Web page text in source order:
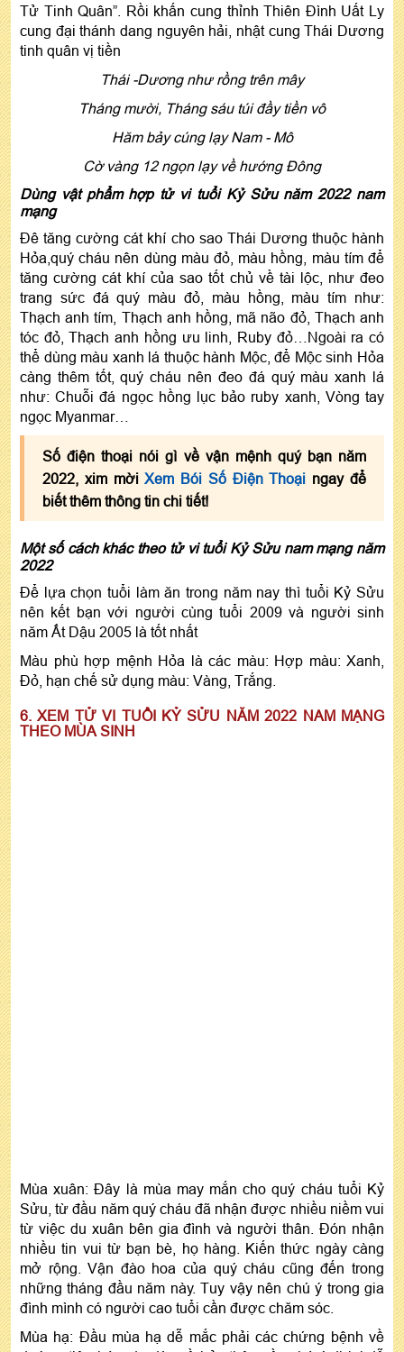
Tử Tinh Quân”. Rồi khấn cung thỉnh Thiên Đình Uất Ly
cung đại thánh dang nguyên hải, nhật cung Thái Dương
tinh quân vị tiền
Thái -Dương như rồng trên mây
Tháng mười, Tháng sáu túi đầy tiền vô
Hăm bảy cúng lạy Nam - Mô
Cờ vàng 12 ngọn lạy về hướng Đông
Dùng vật phẩm hợp tử vi tuổi Kỷ Sửu năm 2022 nam
mạng
Đê tăng cường cát khí cho sao Thái Dương thuộc hành
Hỏa,quý cháu nên dùng màu đỏ, màu hồng, màu tím để
tăng cường cát khí của sao tốt chủ về tài lộc, như đeo
trang sức đá quý màu đỏ, màu hồng, màu tím như:
Thạch anh tím, Thạch anh hồng, mã não đỏ, Thạch anh
tóc đỏ, Thạch anh hồng ưu linh, Ruby đỏ…Ngoài ra có
thể dùng màu xanh lá thuộc hành Mộc, để Mộc sinh Hỏa
càng thêm tốt, quý cháu nên đeo đá quý màu xanh lá
như: Chuỗi đá ngọc hồng lục bảo ruby xanh, Vòng tay
ngọc Myanmar…
Số điện thoại nói gì về vận mệnh quý bạn năm
2022, xim mờiXem Bói Số Điện Thoại ngay để
biết thêm thông tin chi tiết!
Một số cách khác theo tử vi tuổi Kỷ Sửu nam mạng năm
2022
Để lựa chọn tuổi làm ăn trong năm nay thì tuổi Kỷ Sửu
nên kết bạn với người cùng tuổi 2009 và người sinh
năm Ất Dậu 2005 là tốt nhất
Màu phù hợp mệnh Hỏa là các màu: Hợp màu: Xanh,
Đỏ, hạn chế sử dụng màu: Vàng, Trắng.
6. XEM TỬ VI TUỔI KỶ SỬU NĂM 2022 NAM MẠNG
THEO MÙA SINH
Mùa xuân: Đây là mùa may mắn cho quý cháu tuổi Kỷ
Sửu, từ đầu năm quý cháu đã nhận được nhiều niềm vui
từ việc du xuân bên gia đình và người thân. Đón nhận
nhiều tin vui từ bạn bè, họ hàng. Kiến thức ngày càng
mở rộng. Vận đào hoa của quý cháu cũng đến trong
những tháng đầu năm này. Tuy vậy nên chú ý trong gia
đình mình có người cao tuổi cần được chăm sóc.
Mùa hạ: Đầu mùa hạ dễ mắc phải các chứng bệnh về